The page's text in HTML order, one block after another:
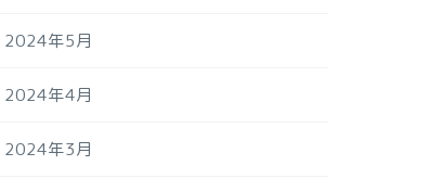
2024年5月
2024年4月
2024年3月